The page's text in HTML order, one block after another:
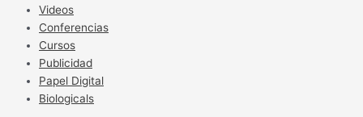
Videos
Conferencias
Cursos
Publicidad
Papel Digital
Biologicals